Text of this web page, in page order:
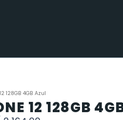
128GB 4GB Azul
12 128GB